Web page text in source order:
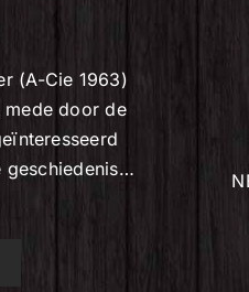
(A-Cie 1963)
door de
geschiedenis…